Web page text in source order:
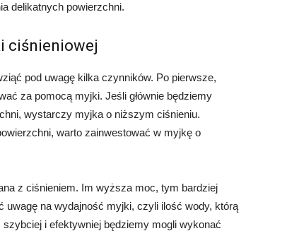
delikatnych powierzchni.
ciśnieniowej
pod uwagę kilka czynników. Po pierwsze,
za pomocą myjki. Jeśli głównie będziemy
wystarczy myjka o niższym ciśnieniu.
warto zainwestować w myjkę o
z ciśnieniem. Im wyższa moc, tym bardziej
na wydajność myjki, czyli ilość wody, którą
i efektywniej będziemy mogli wykonać